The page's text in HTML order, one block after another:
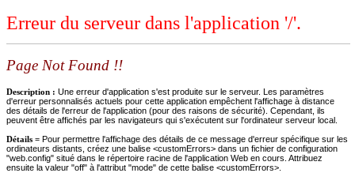
Erreur du serveur dans l'application '/'.
Page Not Found !!
Description : Une erreur d'application s'est produite sur le serveur. Les paramètres
d'erreur personnalisés actuels pour cette application empêchent l'affichage à distance
des détails de l'erreur de l'application (pour des raisons de sécurité). Cependant, ils
peuvent être affichés par les navigateurs qui s'exécutent sur l'ordinateur serveur local.
Détails = Pour permettre l'affichage des détails de ce message d'erreur spécifique sur les
ordinateurs distants, créez une balise <customErrors> dans un fichier de configuration
"web.config" situé dans le répertoire racine de l'application Web en cours. Attribuez
ensuite la valeur "off" à l'attribut "mode" de cette balise <customErrors>.